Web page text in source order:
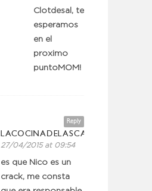
Clotdesal, te
esperamos
en el
proximo
puntoMOM!
Reply
LACOCINADELASCASINAS
27/04/2015 at 09:54
es que Nico es un
crack, me consta